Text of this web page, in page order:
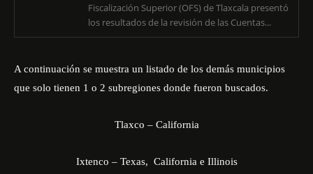
Fiscalización Superior (OFS) de Tlaxcala presentó
los resultados de la revisión de las Cuentas...
A continuación se muestra un listado de los demás municipios
que solo tienen 1 o 2 subregiones donde fueron buscados.
Tlaxco – California
Ixtenco – Texas, California e Illinois